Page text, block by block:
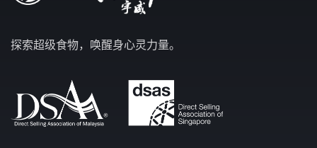
探索超级食物，唤醒身心灵力量。